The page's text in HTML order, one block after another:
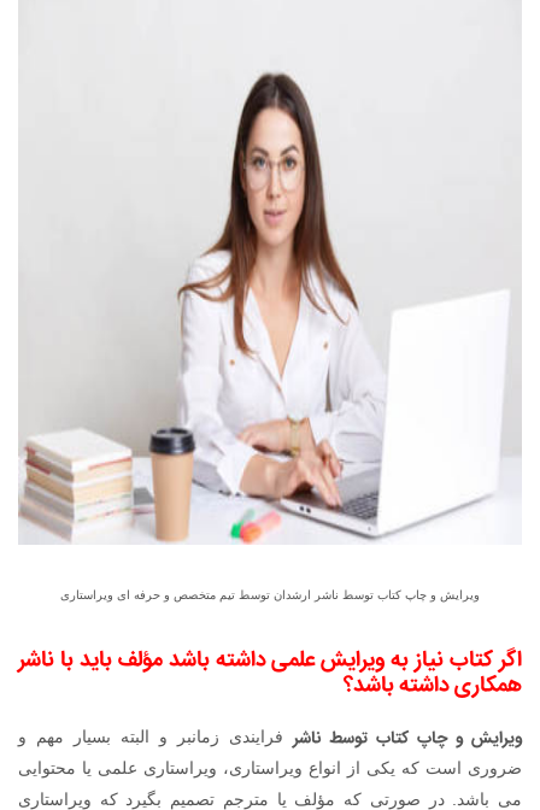
ویرایش و چاپ کتاب توسط ناشر ارشدان توسط تیم متخصص و حرفه ای ویراستاری
اگر کتاب نیاز به ویرایش علمی داشته باشد مؤلف باید با ناشر
همکاری داشته باشد؟
ویرایش و چاپ کتاب توسط ناشر فرایندی زمانبر و البته بسیار مهم و
ضروری است که یکی از انواع ویراستاری، ویراستاری علمی یا محتوایی
می باشد. در صورتی که مؤلف یا مترجم تصمیم بگیرد که ویراستاری